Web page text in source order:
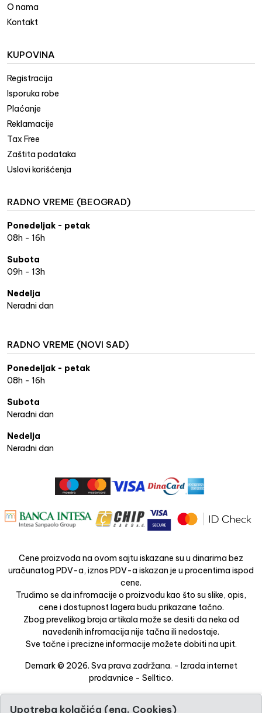
O nama
Kontakt
KUPOVINA
Registracija
Isporuka robe
Plaćanje
Reklamacije
Tax Free
Zaštita podataka
Uslovi korišćenja
RADNO VREME (BEOGRAD)
Ponedeljak - petak
08h - 16h
Subota
09h - 13h
Nedelja
Neradni dan
RADNO VREME (NOVI SAD)
Ponedeljak - petak
08h - 16h
Subota
Neradni dan
Nedelja
Neradni dan
Cene proizvoda na ovom sajtu iskazane su u dinarima bez
uračunatog PDV-a, iznos PDV-a iskazan je u procentima ispod
cene.
Trudimo se da infromacije o proizvodu kao što su slike, opis,
cene i dostupnost lagera budu prikazane tačno.
Zbog prevelikog broja artikala može se desiti da neka od
navedenih infromacija nije tačna ili nedostaje.
Sve tačne i precizne informacije možete dobiti na upit.
Demark © 2026. Sva prava zadržana. - Izrada internet
prodavnice - Selltico.
Upotreba kolačića (eng. Cookies)